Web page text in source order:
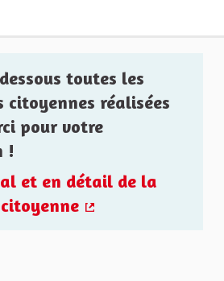
toutes les
réalisées
pour votre
!
et en détail de la